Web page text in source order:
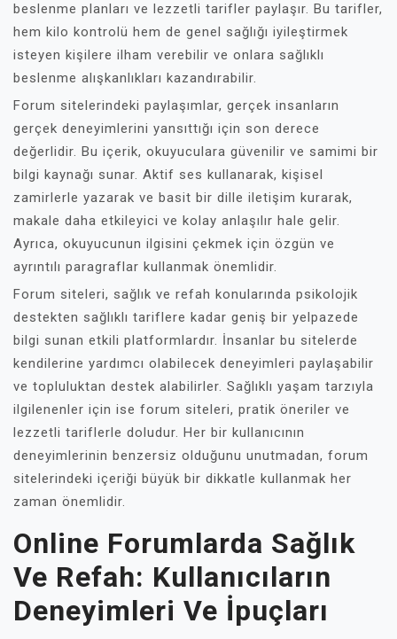
beslenme planları ve lezzetli tarifler paylaşır. Bu tarifler,
hem kilo kontrolü hem de genel sağlığı iyileştirmek
isteyen kişilere ilham verebilir ve onlara sağlıklı
beslenme alışkanlıkları kazandırabilir.
Forum sitelerindeki paylaşımlar, gerçek insanların
gerçek deneyimlerini yansıttığı için son derece
değerlidir. Bu içerik, okuyuculara güvenilir ve samimi bir
bilgi kaynağı sunar. Aktif ses kullanarak, kişisel
zamirlerle yazarak ve basit bir dille iletişim kurarak,
makale daha etkileyici ve kolay anlaşılır hale gelir.
Ayrıca, okuyucunun ilgisini çekmek için özgün ve
ayrıntılı paragraflar kullanmak önemlidir.
Forum siteleri, sağlık ve refah konularında psikolojik
destekten sağlıklı tariflere kadar geniş bir yelpazede
bilgi sunan etkili platformlardır. İnsanlar bu sitelerde
kendilerine yardımcı olabilecek deneyimleri paylaşabilir
ve topluluktan destek alabilirler. Sağlıklı yaşam tarzıyla
ilgilenenler için ise forum siteleri, pratik öneriler ve
lezzetli tariflerle doludur. Her bir kullanıcının
deneyimlerinin benzersiz olduğunu unutmadan, forum
sitelerindeki içeriği büyük bir dikkatle kullanmak her
zaman önemlidir.
Online Forumlarda Sağlık
Ve Refah: Kullanıcıların
Deneyimleri Ve İpuçları